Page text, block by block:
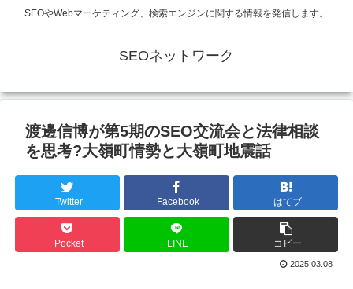
SEOやWebマーケティング、検索エンジンに関する情報を発信します。
SEOネットワーク
渡邊信博が第5期のSEO交流会と法律相談
を思考?大嶺町情勢と大嶺町地震話
Twitter Facebook はてブ
Pocket LINE コピー
2025.03.08